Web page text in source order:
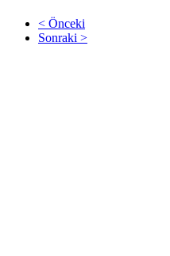
< Önceki
Sonraki >